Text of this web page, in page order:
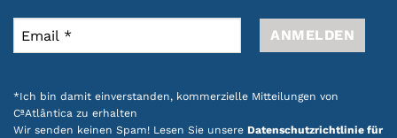
*Ich bin damit einverstanden, kommerzielle Mitteilungen von
CªAtlântica zu erhalten
Wir senden keinen Spam! Lesen Sie unsere Datenschutzrichtlinie für